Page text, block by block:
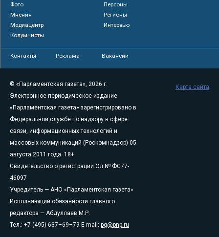
Фото
Персоны
Мнения
Регионы
Медиацентр
Интервью
Колумнисты
Контакты Реклама Вакансии
© «Парламентская газета», 2026 г.
Электронное периодическое издание
«Парламентская газета» зарегистрировано в
Федеральной службе по надзору в сфере
связи, информационных технологий и
массовых коммуникаций (Роскомнадзор) 05
августа 2011 года. 18+
Свидетельство о регистрации Эл № ФС77-
46097
Учредитель — АНО «Парламентская газета»
Исполняющий обязанности главного
редактора — Абдуллаев М.Р.
Тел.: +7 (495) 637–69–79 E-mail: pg@pnp.ru
Карта сайта